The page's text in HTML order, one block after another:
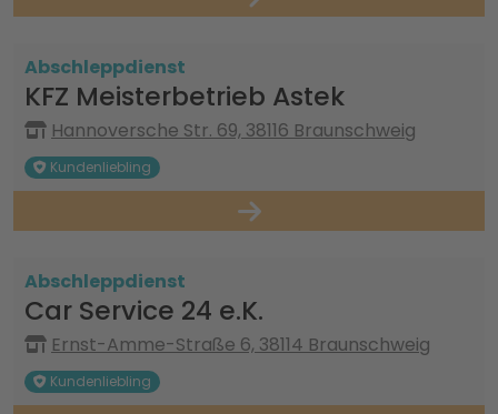
Abschleppdienst
KFZ Meisterbetrieb Astek
Hannoversche Str. 69, 38116 Braunschweig
Kundenliebling
Abschleppdienst
Car Service 24 e.K.
Ernst-Amme-Straße 6, 38114 Braunschweig
Kundenliebling